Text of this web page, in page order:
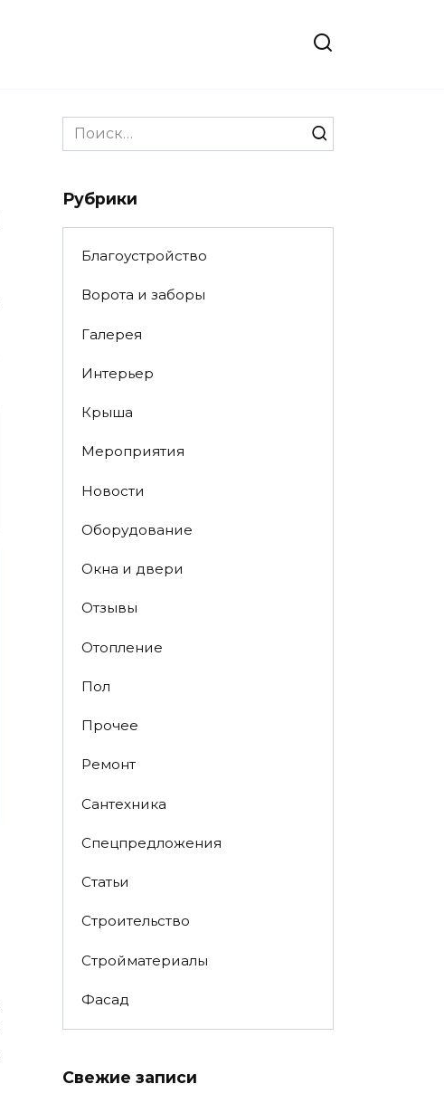
Search
for:
Рубрики
Благоустройство
Ворота и заборы
Галерея
Интерьер
Крыша
Мероприятия
Новости
Оборудование
Окна и двери
Отзывы
Отопление
Пол
Прочее
Ремонт
Сантехника
Спецпредложения
Статьи
Строительство
Стройматериалы
Фасад
Свежие записи